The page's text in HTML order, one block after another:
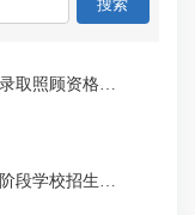
大田县教育局关于大田县2025年高中阶段学校招生录取办法的通知